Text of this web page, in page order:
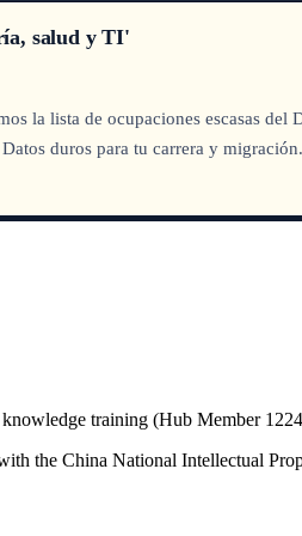
salud y TI'
la lista de ocupaciones escasas
duros para tu carrera y migración.
training (Hub Member
the China National Intellectual